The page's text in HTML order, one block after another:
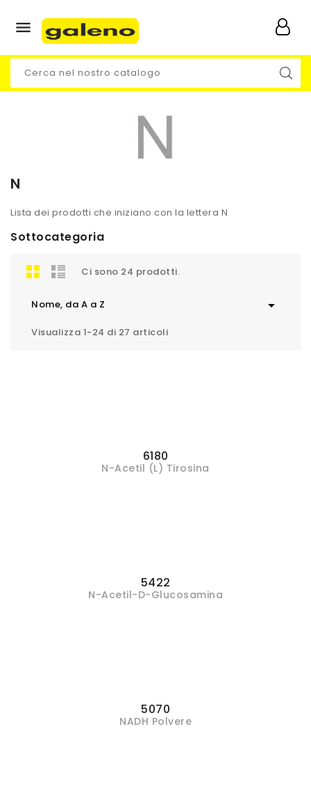

N
Lista dei prodotti che iniziano con la lettera N
Sottocategoria
Ci sono 24 prodotti.
Nome, da A a Z 
Visualizza 1-24 di 27 articoli
6180
N-Acetil (L) Tirosina
5422
N-Acetil-D-Glucosamina
5070
NADH Polvere